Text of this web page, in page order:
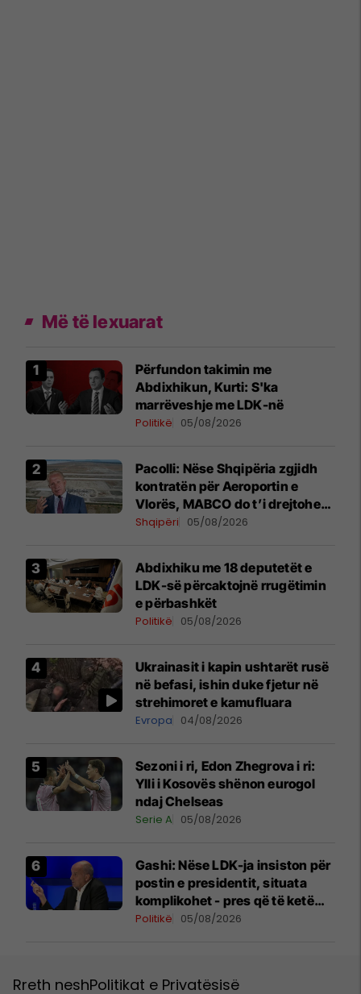
Më të lexuarat
Përfundon takimin me
Abdixhikun, Kurti: S'ka
marrëveshje me LDK-në
Politikë 05/08/2026
Pacolli: Nëse Shqipëria zgjidh
kontratën për Aeroportin e
Vlorës, MABCO do t’i drejtohet
arbitrazhit ndërkombëtar
Shqipëri 05/08/2026
Abdixhiku me 18 deputetët e
LDK-së përcaktojnë rrugëtimin
e përbashkët
Politikë 05/08/2026
Ukrainasit i kapin ushtarët rusë
në befasi, ishin duke fjetur në
strehimoret e kamufluara
Evropa 04/08/2026
Sezoni i ri, Edon Zhegrova i ri:
Ylli i Kosovës shënon eurogol
ndaj Chelseas
Serie A 05/08/2026
Gashi: Nëse LDK-ja insiston për
postin e presidentit, situata
komplikohet - pres që të ketë
lëshim
Politikë 05/08/2026
Rreth neshPolitikat e Privatësisë